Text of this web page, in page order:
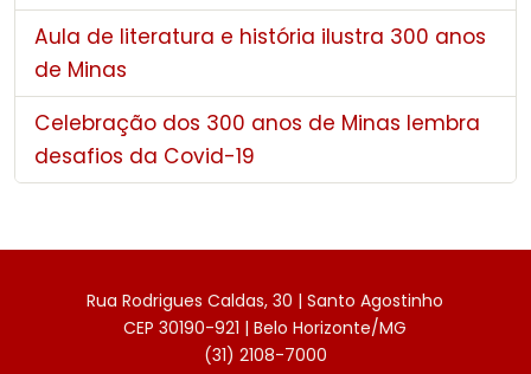
Aula de literatura e história ilustra 300 anos
de Minas
Celebração dos 300 anos de Minas lembra
desafios da Covid-19
Rua Rodrigues Caldas, 30 | Santo Agostinho
CEP 30190-921 | Belo Horizonte/MG
(31) 2108-7000